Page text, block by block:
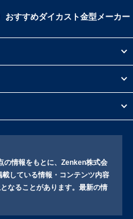
おすすめダイカスト金型メーカー
の情報をもとに、Zenken株式会
している情報・コンテンツ内容
なることがあります。最新の情